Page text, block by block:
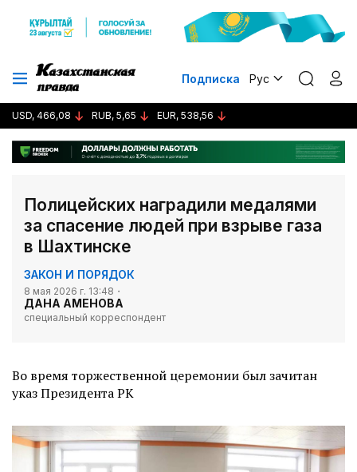
Подписка Рус
USD, 466,08 RUB, 5,65 EUR, 538,56
Полицейских наградили медалями
за спасение людей при взрыве газа
в Шахтинске
ЗАКОН И ПОРЯДОК
8 мая 2026 г. 13:48
ДАНА АМЕНОВА
специальный корреспондент
Во время торжественной церемонии был зачитан
указ Президента РК